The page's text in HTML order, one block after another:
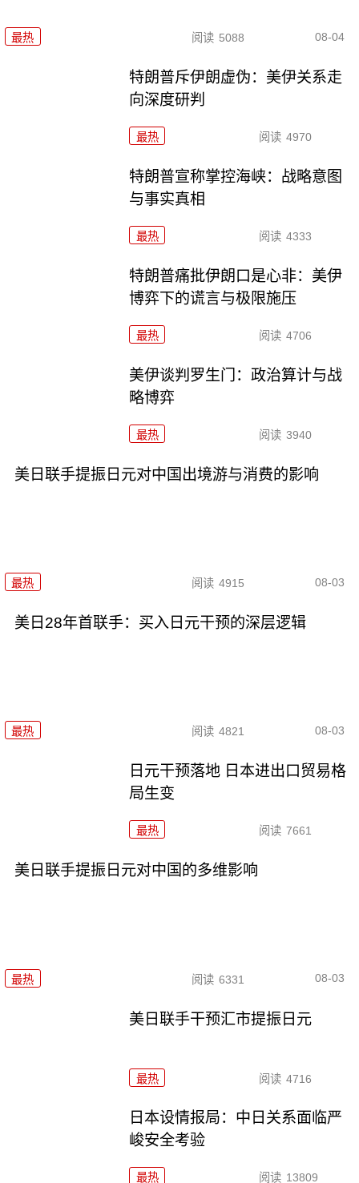
最热 阅读 5088 08-04
特朗普斥伊朗虚伪：美伊关系走
向深度研判
最热 阅读 4970
特朗普宣称掌控海峡：战略意图
与事实真相
最热 阅读 4333
特朗普痛批伊朗口是心非：美伊
博弈下的谎言与极限施压
最热 阅读 4706
美伊谈判罗生门：政治算计与战
略博弈
最热 阅读 3940
美日联手提振日元对中国出境游与消费的影响
最热 阅读 4915 08-03
美日28年首联手：买入日元干预的深层逻辑
最热 阅读 4821 08-03
日元干预落地 日本进出口贸易格
局生变
最热 阅读 7661
美日联手提振日元对中国的多维影响
最热 阅读 6331 08-03
美日联手干预汇市提振日元
最热 阅读 4716
日本设情报局：中日关系面临严
峻安全考验
最热 阅读 13809